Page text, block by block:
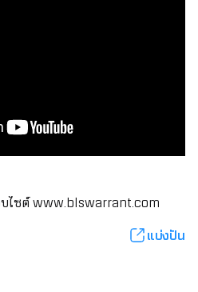
ไซต์www.blswarrant.com
แบ่งปัน